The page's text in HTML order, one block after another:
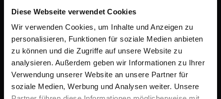
Diese Webseite verwendet Cookies
Wir verwenden Cookies, um Inhalte und Anzeigen zu
personalisieren, Funktionen für soziale Medien anbieten
zu können und die Zugriffe auf unsere Website zu
analysieren. Außerdem geben wir Informationen zu Ihrer
Verwendung unserer Website an unsere Partner für
soziale Medien, Werbung und Analysen weiter. Unsere
(1) Es gelten die im individuellen Angebot
vereinbarten Preise. Alle Preise verstehen sich als
Nettopreise zuzüglich der gesetzlichen Umsatzsteuer.
(2) Sofern nicht anders vereinbart, sind Rechnungen
sofort nach Erhalt ohne Abzug zur Zahlung fällig.(3)
Ist eine Abrechnung nach Zeitaufwand vereinbart,